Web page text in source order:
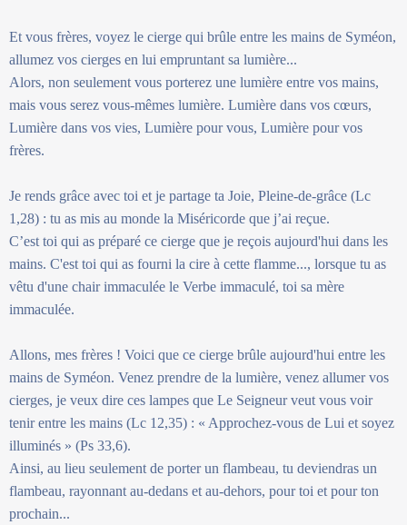
Et vous frères, voyez le cierge qui brûle entre les mains de Syméon,
allumez vos cierges en lui empruntant sa lumière...
Alors, non seulement vous porterez une lumière entre vos mains,
mais vous serez vous-mêmes lumière. Lumière dans vos cœurs,
Lumière dans vos vies, Lumière pour vous, Lumière pour vos
frères.
Je rends grâce avec toi et je partage ta Joie, Pleine-de-grâce (Lc
1,28) : tu as mis au monde la Miséricorde que j’ai reçue.
C’est toi qui as préparé ce cierge que je reçois aujourd'hui dans les
mains. C'est toi qui as fourni la cire à cette flamme..., lorsque tu as
vêtu d'une chair immaculée le Verbe immaculé, toi sa mère
immaculée.
Allons, mes frères ! Voici que ce cierge brûle aujourd'hui entre les
mains de Syméon. Venez prendre de la lumière, venez allumer vos
cierges, je veux dire ces lampes que Le Seigneur veut vous voir
tenir entre les mains (Lc 12,35) : « Approchez-vous de Lui et soyez
illuminés » (Ps 33,6).
Ainsi, au lieu seulement de porter un flambeau, tu deviendras un
flambeau, rayonnant au-dedans et au-dehors, pour toi et pour ton
prochain...